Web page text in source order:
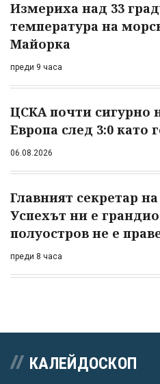
Измериха над 33
температура на
Майорка
преди 9 часа
ЦСКА почти сигурно
Европа след 3:0 като
06.08.2026
Главният секретар
Успехът ни е
полуостров не е
преди 8 часа
КАЛЕЙДОСКОП